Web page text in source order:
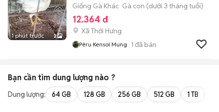
1 phút trước 2
Giống Gà Khác Gà con (dưới 3 tháng tuổi)
12.364 đ
Xã Thới Hưng
Pêru Kensol Mung 1 đã bán
Bạn cần tìm dung lượng nào ?
Dung lượng: 64 GB 128 GB 256 GB 512 GB 1 TB